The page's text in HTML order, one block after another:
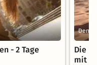
- 2 Tage
Den
Die
mit